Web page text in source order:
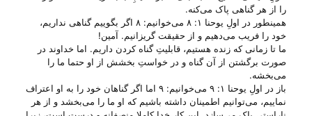
را از هر گناهی پاک می‌‌کنه.
همینطور در اولِ یوحنا ۱: ۸ می‌‌خوانیم: ۸ اگر بگوییم گناهی نداریم،
خود را فریب می‌دهیم و از حقیقت گریزانیم. آمین!
ما تا زمانی که زنده هستیم، قابلیتِ گناه کردن داریم. اما خداوند در
صورت برگشتن از آن گناه و در خواستِ بخشش از او حتما ما را
می‌‌بخشه.
باز در اولِ یوحنا ۱: ۹ می‌‌خوانیم: ۹ اما اگر گناهان خود را به او اعتراف
نماییم، می‌توانیم اطمینان داشته باشیم که او ما را می‌بخشد و از هر